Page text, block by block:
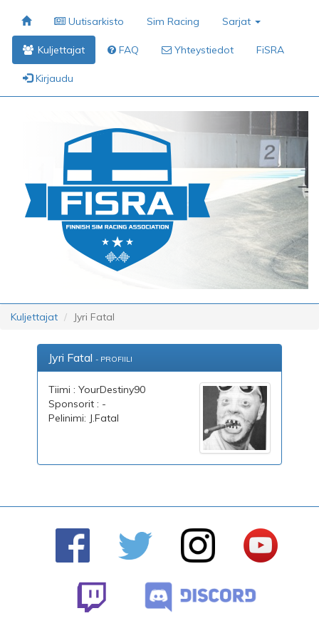
Uutisarkisto Sim Racing Sarjat
Kuljettajat FAQ Yhteystiedot FiSRA
Kirjaudu
Kuljettajat Jyri Fatal
Jyri Fatal - PROFIILI
Tiimi : YourDestiny90
Sponsorit : -
Pelinimi: J.Fatal